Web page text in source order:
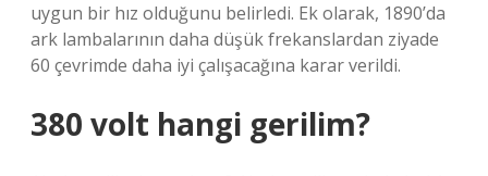
uygun bir hız olduğunu belirledi. Ek olarak, 1890’da
ark lambalarının daha düşük frekanslardan ziyade
60 çevrimde daha iyi çalışacağına karar verildi.
380 volt hangi gerilim?